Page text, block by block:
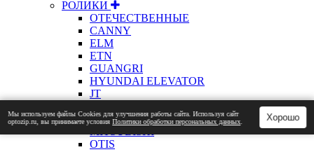
РОЛИКИ
ОТЕЧЕСТВЕННЫЕ
CANNY
ELM
ETN
GUANGRI
HYUNDAI ELEVATOR
JT
ЛАТРЭС
OTIS
Мы используем файлы Сookies для улучшения работы сайта. Используя сайт
optozip.ru, вы принимаете условияПолитики обработки персональных данных Хорошо